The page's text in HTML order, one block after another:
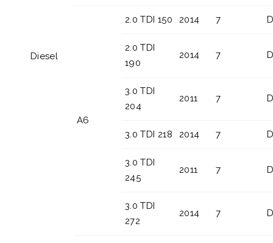
Diesel
A6
2.0 TDI 150 2014 7
2.0 TDI
190
2014 7
3.0 TDI
204
2011 7
3.0 TDI 218 2014 7
3.0 TDI
245
2011 7
3.0 TDI
272
2014 7